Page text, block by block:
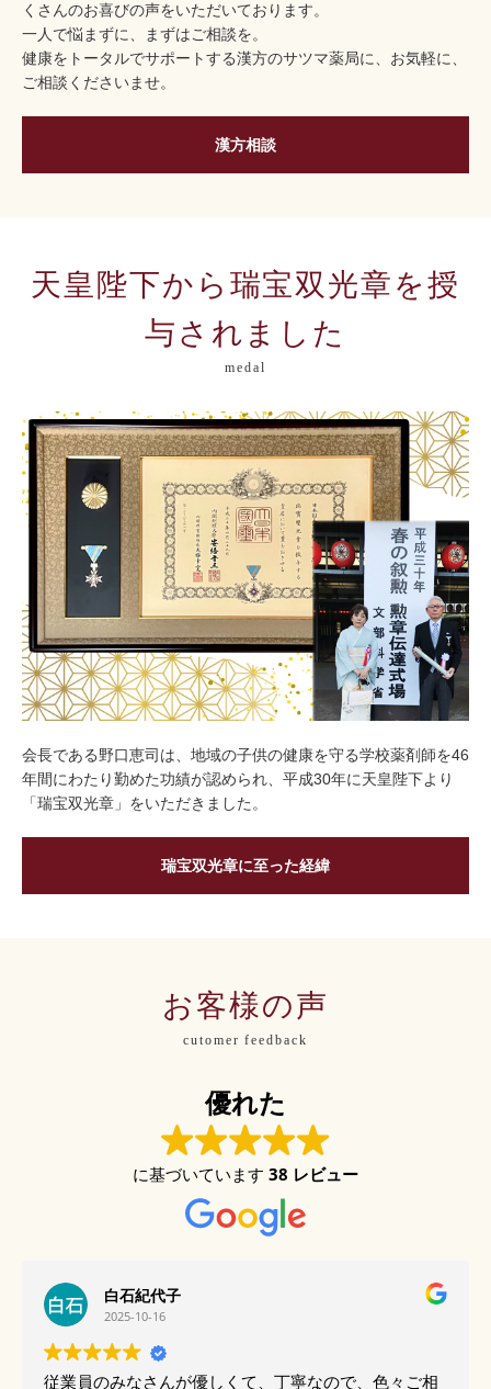
くさんのお喜びの声をいただいております。
一人で悩まずに、まずはご相談を。
健康をトータルでサポートする漢方のサツマ薬局に、お気軽に、
ご相談くださいませ。
漢方相談
天皇陛下から瑞宝双光章を授
与されました
medal
会長である野口恵司は、地域の子供の健康を守る学校薬剤師を46
年間にわたり勤めた功績が認められ、平成30年に天皇陛下より
「瑞宝双光章」をいただきました。
瑞宝双光章に至った経緯
お客様の声
cutomer feedback
優れた
に基づいています 38 レビュー
白石紀代子
2025-10-16
従業員のみなさんが優しくて、丁寧なので、色々ご相